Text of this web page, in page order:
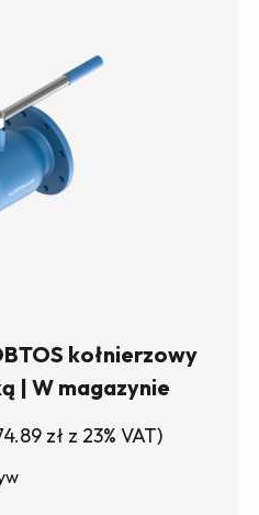
kołnierzowy
| W magazynie
zł z 23% VAT)